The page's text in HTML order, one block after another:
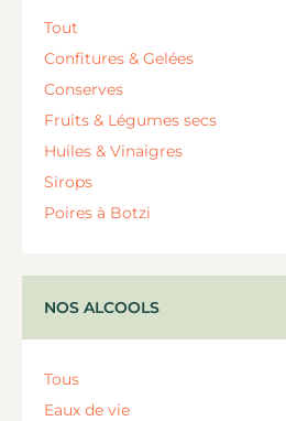
Tout
Confitures & Gelées
Conserves
Fruits & Légumes secs
Huiles & Vinaigres
Sirops
Poires à Botzi
NOS ALCOOLS
Tous
Eaux de vie